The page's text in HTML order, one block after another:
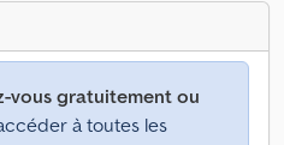
vous gratuitement ou
à toutes les